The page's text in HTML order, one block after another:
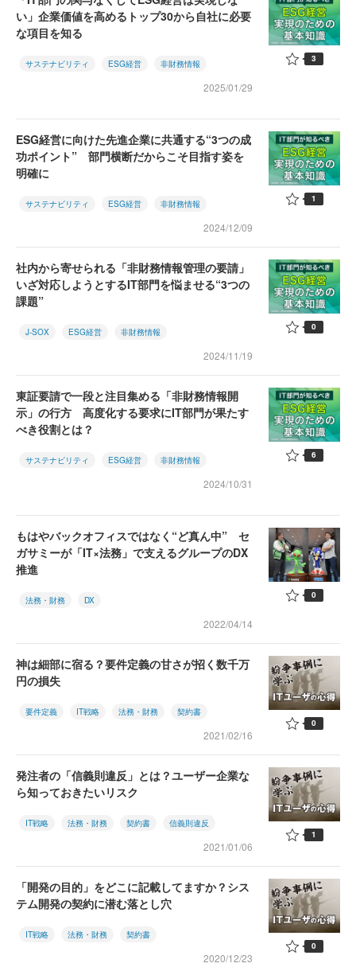
い」企業価値を高めるトップ30から自社に必要
な項目を知る
サステナビリティ ESG経営 非財務情報
2025/01/29
3
ESG経営に向けた先進企業に共通する“3つの成
功ポイント” 部門横断だからこそ目指す姿を
明確に
サステナビリティ ESG経営 非財務情報
2024/12/09
1
社内から寄せられる「非財務情報管理の要請」
いざ対応しようとするIT部門を悩ませる“3つの
課題”
J-SOX ESG経営 非財務情報
2024/11/19
0
東証要請で一段と注目集める「非財務情報開
示」の行方 高度化する要求にIT部門が果たす
べき役割とは？
サステナビリティ ESG経営 非財務情報
2024/10/31
6
もはやバックオフィスではなく“ど真ん中” セ
ガサミーが「IT×法務」で支えるグループのDX
推進
法務・財務 DX
2022/04/14
0
神は細部に宿る？要件定義の甘さが招く数千万
円の損失
要件定義 IT戦略 法務・財務 契約書
2021/02/16
0
発注者の「信義則違反」とは？ユーザー企業な
ら知っておきたいリスク
IT戦略 法務・財務 契約書 信義則違反
2021/01/06
1
「開発の目的」をどこに記載してますか？シス
テム開発の契約に潜む落とし穴
IT戦略 法務・財務 契約書
2020/12/23
0